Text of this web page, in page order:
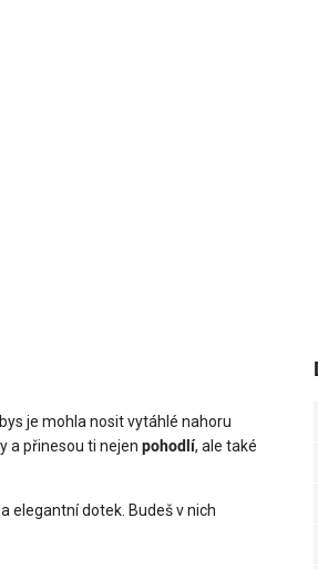
je mohla nosit vytáhlé nahoru
a přinesou ti nejen pohodlí, ale také
elegantní dotek. Budeš v nich